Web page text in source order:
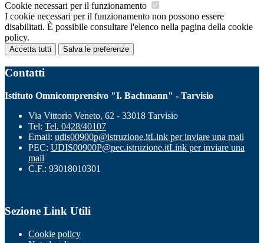
Cookie necessari per il funzionamento
I cookie necessari per il funzionamento non possono essere
disabilitati. È possibile consultare l'elenco nella pagina della cookie
policy.
Accetta tutti Salva le preferenze
Contatti
Istituto Omnicomprensivo "I. Bachmann" - Tarvisio
Via Vittorio Veneto, 62 - 33018 Tarvisio
Tel: Tel. 0428/40107
Email: udis00900p@istruzione.itLink per inviare una mail
PEC: UDIS00900P@pec.istruzione.itLink per inviare una
mail
C.F.: 93018010301
Sezione Link Utili
Cookie policy